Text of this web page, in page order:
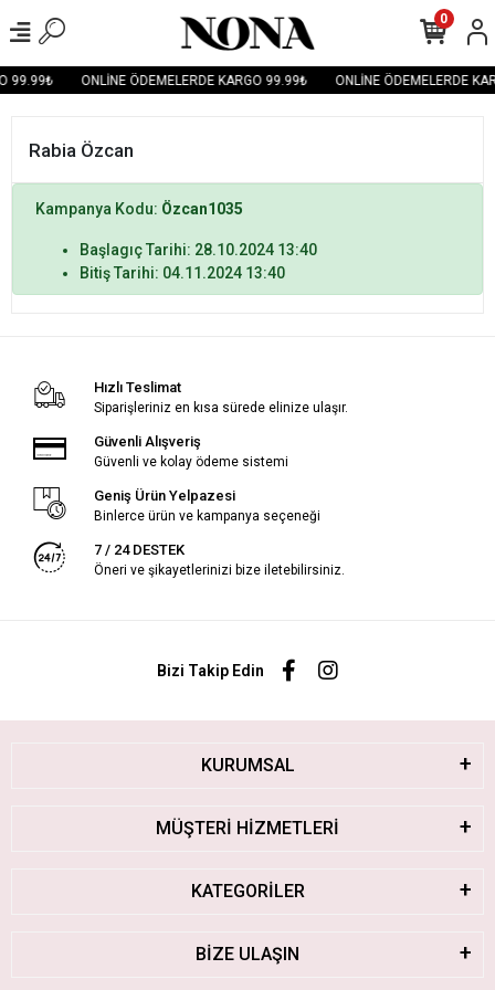
99.99₺ ONLİNE ÖDEMELERDE KARGO 99.99₺ ONLİNE ÖDEMELERDE
0
Rabia Özcan
Kampanya Kodu: Özcan1035
Başlagıç Tarihi: 28.10.2024 13:40
Bitiş Tarihi: 04.11.2024 13:40
Hızlı Teslimat
Siparişleriniz en kısa sürede elinize ulaşır.
Güvenli Alışveriş
Güvenli ve kolay ödeme sistemi
Geniş Ürün Yelpazesi
Binlerce ürün ve kampanya seçeneği
7 / 24 DESTEK
Öneri ve şikayetlerinizi bize iletebilirsiniz.
Bizi Takip Edin
KURUMSAL
MÜŞTERİ HİZMETLERİ
KATEGORİLER
BİZE ULAŞIN